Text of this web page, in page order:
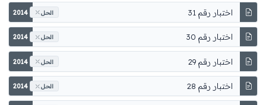
اختبار رقم 31 2014 الحل
اختبار رقم 30 2014 الحل
اختبار رقم 29 2014 الحل
اختبار رقم 28 2014 الحل